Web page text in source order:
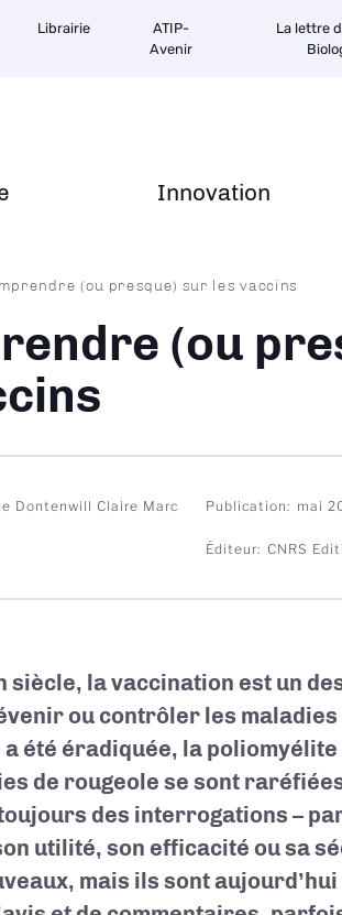
Innovation
Librairie
ATIP-
Avenir
La lettre
(ou presque) sur les vaccins
(ou
Dontenwill Claire Marc Publication mai
Éditeur CNRS
siècle, la vaccination est un
ou contrôler les
été éradiquée, la
de rougeole se sont
des interrogations –
utilité, son efficacité ou sa
mais ils sont